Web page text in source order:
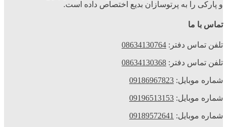
و پارکی را به پرتوسازان بدیع اختصاص داده است.
تماس با ما
تلفن تماس دفتر: 08634130764
تلفن تماس دفتر: 08634130368
شماره موبایل: 09186967823
شماره موبایل: 09196513153
شماره موبایل: 09189572641